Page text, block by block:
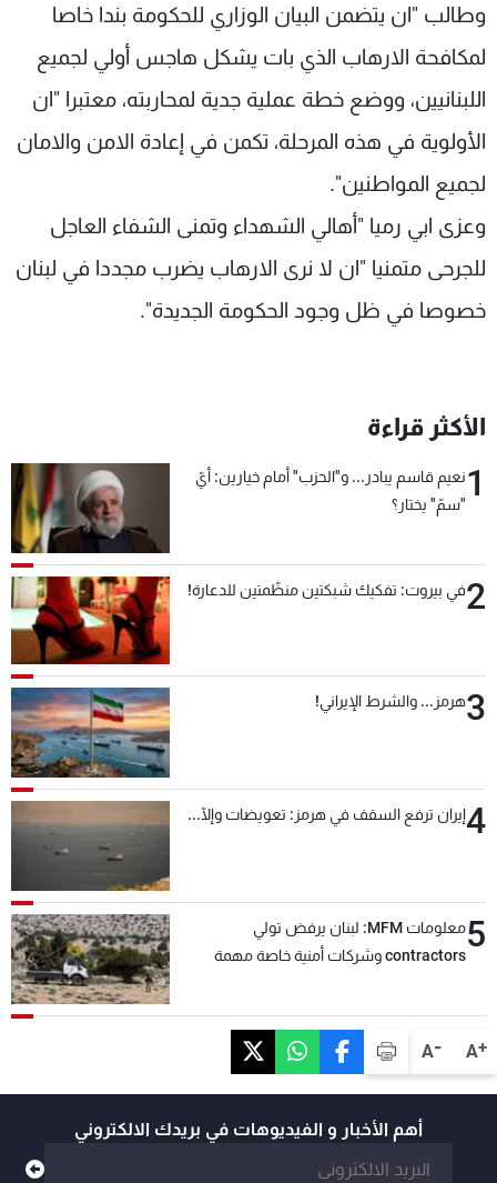
A+
A-
وطالب "ان يتضمن البيان الوزاري للحكومة بندا خاصا
لمكافحة الارهاب الذي بات يشكل هاجس أولي لجميع
اللبنانيين، ووضع خطة عملية جدية لمحاربته، معتبرا "ان
الأولوية في هذه المرحلة، تكمن في إعادة الامن والامان
لجميع المواطنين".
وعزى ابي رميا "أهالي الشهداء وتمنى الشفاء العاجل
للجرحى متمنيا "ان لا نرى الارهاب يضرب مجددا في لبنان
خصوصا في ظل وجود الحكومة الجديدة".
الأكثر قراءة
1نعيم قاسم يبادر... و"الحزب" أمام خيارين: أيّ
"سمّ" يختار؟
2في بيروت: تفكيك شبكتين منظّمتين للدعارة!
3هرمز... والشرط الإيراني!
4إيران ترفع السقف في هرمز: تعويضات وإلّا...
5
معلومات MFM: لبنان يرفض تولي
contractors وشركات أمنية خاصة مهمة
أهم الأخبار و الفيديوهات في بريدك الالكتروني